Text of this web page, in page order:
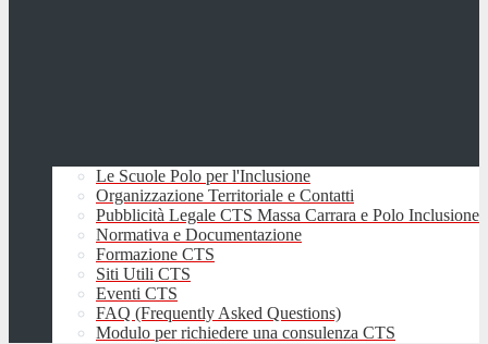
Le Scuole Polo per l'Inclusione
Organizzazione Territoriale e Contatti
Pubblicità Legale CTS Massa Carrara e Polo Inclusione
Normativa e Documentazione
Formazione CTS
Siti Utili CTS
Eventi CTS
FAQ (Frequently Asked Questions)
Modulo per richiedere una consulenza CTS